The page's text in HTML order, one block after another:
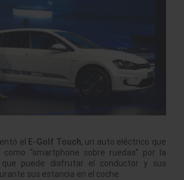
el E-Golf Touch, un auto eléctrico que
“smartphone sobre ruedas” por la
que puede disfrutar el conductor y sus
sus estancia en el coche.